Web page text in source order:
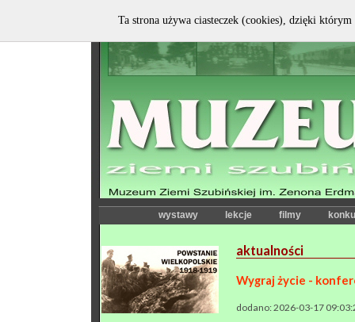
wystawy lekcje filmy
aktualności
Wygraj życie -
dodano: 2026-03-17
Ta strona używa ciasteczek (cookies), dzięki